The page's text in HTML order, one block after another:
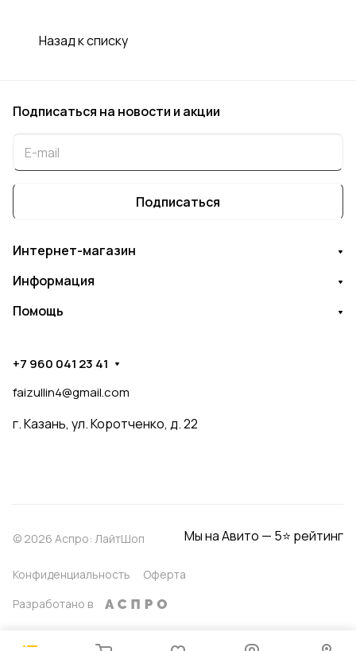
Назад к списку
Подписаться на новости и акции
Подписаться
Интернет-магазин
Информация
Помощь
+7 960 041 23 41
faizullin4@gmail.com
г. Казань, ул. Коротченко, д. 22
© 2026 Аспро: ЛайтШоп Мы на Авито — 5⭐ рейтинг
Конфиденциальность
Оферта
Разработано в